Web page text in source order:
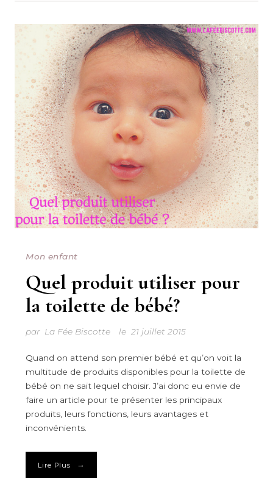
Mon enfant
Quel produit utiliser pour
la toilette de bébé?
par La Fée Biscotte le 21 juillet 2015
Quand on attend son premier bébé et qu’on voit la
multitude de produits disponibles pour la toilette de
bébé on ne sait lequel choisir. J’ai donc eu envie de
faire un article pour te présenter les principaux
produits, leurs fonctions, leurs avantages et
inconvénients.
Lire Plus →